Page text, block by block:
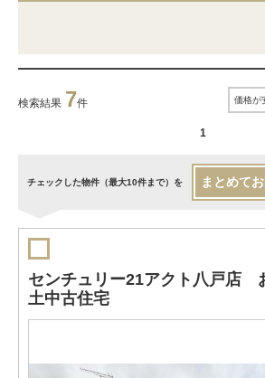
検索結果 7件
1
チェックした物件（最大10件まで）を まとめて
センチュリー21アクト八戸店
土中古住宅